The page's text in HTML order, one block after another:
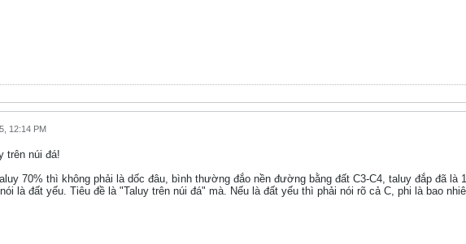
12:14 PM
trên núi đá!
70% thì không phải là dốc đâu, bình thường đắo nền đường bằng đất C3-C4, taluy đắp đã
là đất yếu. Tiêu đề là "Taluy trên núi đá" mà. Nếu là đất yếu thì phải nói rõ cả C, phi là bao